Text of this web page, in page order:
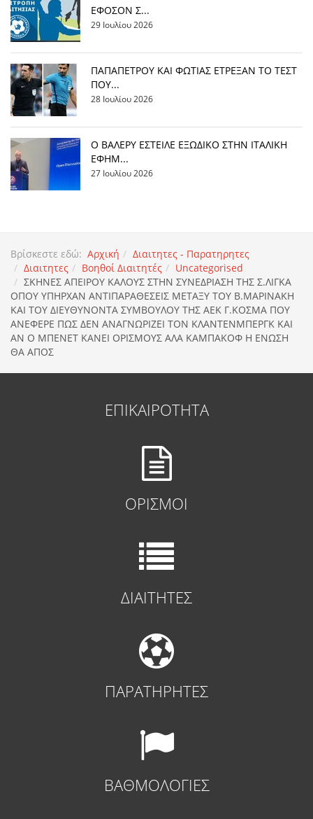
ΕΦΟΣΟΝ Σ...
29 Ιουλίου 2026
ΠΑΠΑΠΕΤΡΟΥ ΚΑΙ ΦΩΤΙΑΣ ΕΤΡΕΞΑΝ ΤΟ ΤΕΣΤ
ΠΟΥ...
28 Ιουλίου 2026
Ο ΒΑΛΕΡΥ ΕΣΤΕΙΛΕ ΕΞΩΔΙΚΟ ΣΤΗΝ ΙΤΑΛΙΚΗ
ΕΦΗΜ...
27 Ιουλίου 2026
Βρίσκεστε εδώ: Αρχική
Διαιτητες - Παρατηρητες
Διαιτητες
Βοηθοί Διαιτητές
Uncategorised
ΣΚΗΝΕΣ ΑΠΕΙΡΟΥ ΚΑΛΟΥΣ ΣΤΗΝ ΣΥΝΕΔΡΙΑΣΗ ΤΗΣ Σ.ΛΙΓΚΑ
ΟΠΟΥ ΥΠΗΡΧΑΝ ΑΝΤΙΠΑΡΑΘΕΣΕΙΣ ΜΕΤΑΞΥ ΤΟΥ Β.ΜΑΡΙΝΑΚΗ
ΚΑΙ ΤΟΥ ΔΙΕΥΘΥΝΟΝΤΑ ΣΥΜΒΟΥΛΟΥ ΤΗΣ ΑΕΚ Γ.ΚΟΣΜΑ ΠΟΥ
ΑΝΕΦΕΡΕ ΠΩΣ ΔΕΝ ΑΝΑΓΝΩΡΙΖΕΙ ΤΟΝ ΚΛΑΝΤΕΝΜΠΕΡΓΚ ΚΑΙ
ΑΝ Ο ΜΠΕΝΕΤ ΚΑΝΕΙ ΟΡΙΣΜΟΥΣ ΑΛΑ ΚΑΜΠΑΚΟΦ Η ΕΝΩΣΗ
ΘΑ ΑΠΟΣ
ΕΠΙΚΑΙΡΟΤΗΤΑ
ΟΡΙΣΜΟΙ
ΔΙΑΙΤΗΤΕΣ
ΠΑΡΑΤΗΡΗΤΕΣ
ΒΑΘΜΟΛΟΓΙΕΣ